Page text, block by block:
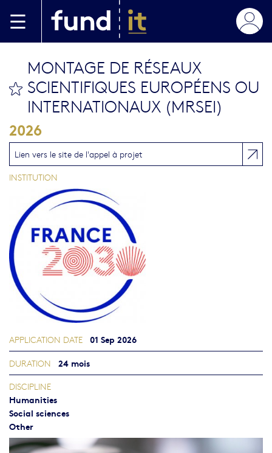
bookmark this
MONTAGE DE RÉSEAUX
SCIENTIFIQUES EUROPÉENS OU
INTERNATIONAUX (MRSEI)
2026
Lien vers le site de l'appel à projet
INSTITUTION
APPLICATION DATE 01 Sep 2026
DURATION 24 mois
DISCIPLINE
Humanities
Social sciences
Other